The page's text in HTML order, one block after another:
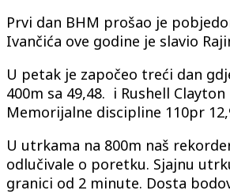
Prvi dan BHM prošao je
Ivančića ove godine je slavio
U petak je započeo treći dan
400m sa 49,48. i Rushell
Memorijalne discipline 110pr
U utrkama na 800m naš
odlučivale o poretku. Sjajnu
granici od 2 minute. Dosta